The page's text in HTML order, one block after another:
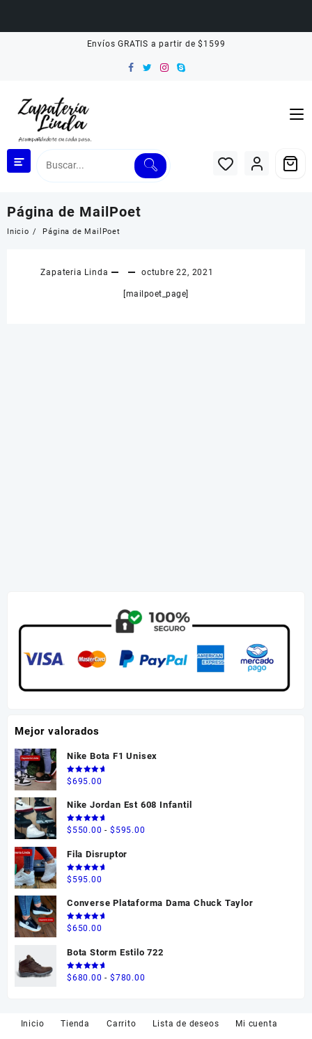
Envíos GRATIS a partir de $1599
Página de MailPoet
Inicio Página de MailPoet
Zapateria Linda octubre 22, 2021
[mailpoet_page]
Mejor valorados
Nike Bota F1 Unisex
Valorado
en 5.00
$695.00
Nike Jordan Est 608 Infantil
Valorado
en 5.00
$ 550.00 - $ 595.00
hasta
Fila Disruptor
Valorado
en 5.00
$ 595.00
Converse Plataforma Dama Chuck Taylor
Valorado
en 5.00
$650.00
Bota Storm Estilo 722
Valorado
en 5.00
$680.00 - $780.00
desde
Inicio Tienda Carrito Lista de deseos Mi cuenta